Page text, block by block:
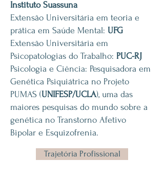
Instituto Suassuna
Extensão Universitária em teoria e
prática em Saúde Mental: UFG
Extensão Universitária em
Psicopatologias do Trabalho: PUC-RJ
Psicologia e Ciência: Pesquisadora em
Genética Psiquiátrica no Projeto
PUMAS (UNIFESP/UCLA), uma das
maiores pesquisas do mundo sobre a
genética no Transtorno Afetivo
Bipolar e Esquizofrenia.
Trajetória Profissional